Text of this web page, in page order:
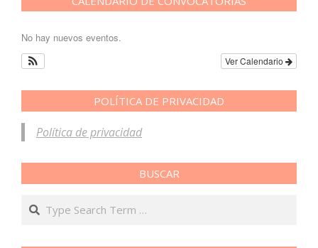
No hay nuevos eventos.
Ver Calendario
POLÍTICA DE PRIVACIDAD
Política de privacidad
BUSCAR